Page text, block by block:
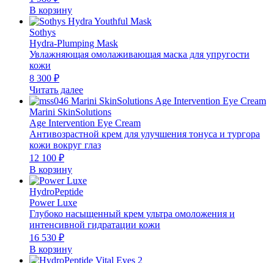
В корзину
Sothys
Hydra-Plumping Mask
Увлажняющая омолаживающая маска для упругости
кожи
8 300 ₽
Читать далее
Marini SkinSolutions
Age Intervention Eye Cream
Антивозрастной крем для улучшения тонуса и тургора
кожи вокруг глаз
12 100 ₽
В корзину
HydroPeptide
Power Luxe
Глубоко насыщенный крем ультра омоложения и
интенсивной гидратации кожи
16 530 ₽
В корзину